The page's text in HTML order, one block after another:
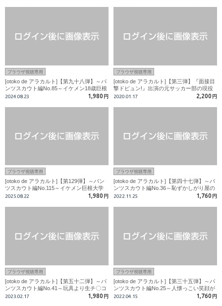
ブラウザ視聴専用
[otoko de アラカルト]【第九十八弾】～パ
ンツスカウト編No.85～イケメン18歳巨根
サッカー部員!カメラマンのチンポを強引
2024.08.23 1,980 円
ブラウザ視聴専用
[otoko de アラカルト]【第三弾】『面接目
撃ドピュン!』出演の元サッカー部の現役
ホスト君がチャレンジ企画に挑戦！！
2020.01.17 2,200 円
ブラウザ視聴専用
[otoko de アラカルト]【第129弾】～パン
ツスカウト編No.115～イケメン巨根大学
生バスケ部員!美チンビンビン!!
2025.08.22 1,980 円
ブラウザ視聴専用
[otoko de アラカルト]【第四十七弾】～パ
ンツスカウト編No.36～恥ずかしがり屋の
イケメン大学生がカメラマンに・・・
2022.11.25 1,760 円
ブラウザ視聴専用
[otoko de アラカルト]【第五十二弾】～パ
ンツスカウト編No.41～玩具より生チ〇コ
気持ちいい!!カリ高チ〇コビンビンM男子!!
2023.02.17 1,980 円
ブラウザ視聴専用
[otoko de アラカルト]【第三十五弾】～パ
ンツスカウト編No.25～人懐っこい笑顔が
カワイイ！！18歳スジ筋男子の太マラを
2022.04.15 1,760 円